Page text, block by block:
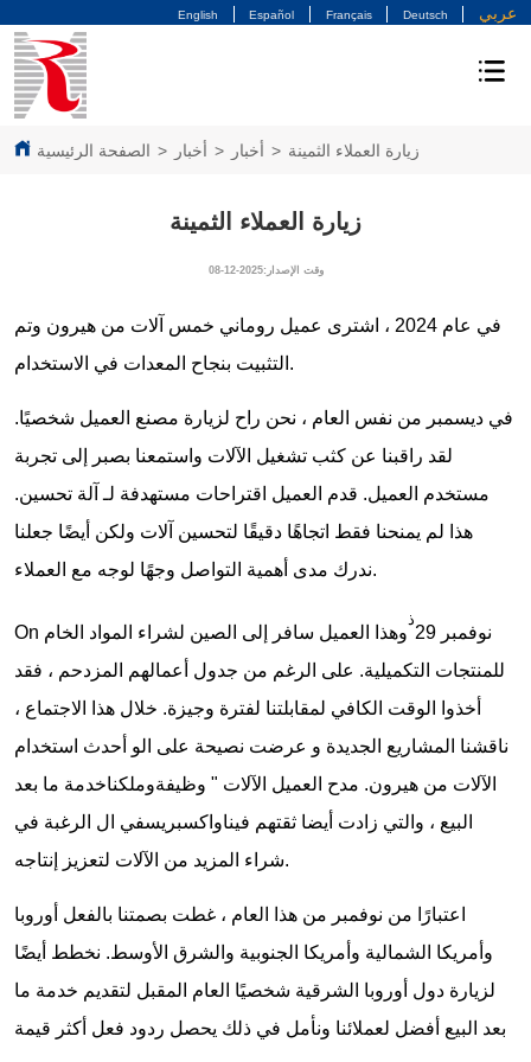
English Español Français Deutsch عربي
الصفحة الرئيسية > أخبار > أخبار > زيارة العملاء الثمينة
زيارة العملاء الثمينة
وقت الإصدار:2025-12-08